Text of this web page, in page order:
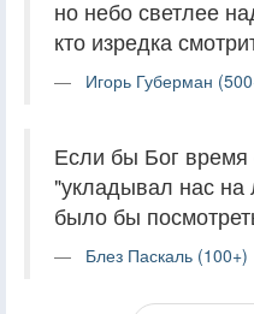
но небо светлее
кто изредка
Игорь Губерман
Если бы Бог время
"укладывал нас на
было бы
Блез Паскаль (100+)